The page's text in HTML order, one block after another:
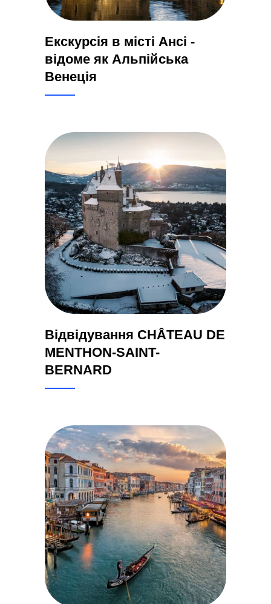
Екскурсія в місті Ансі -
відоме як Альпійська
Венеція
Відвідування CHÂTEAU DE
MENTHON-SAINT-
BERNARD